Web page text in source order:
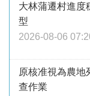
大林蒲遷村進
型
2026-08-06
原核准視為農
查作業